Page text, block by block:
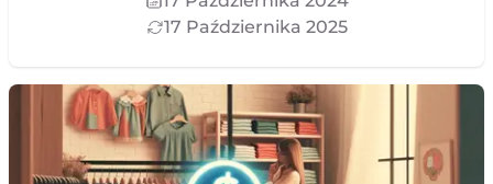
17 Października 2025